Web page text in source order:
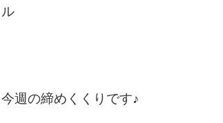
ル
今週の締めくくりです♪